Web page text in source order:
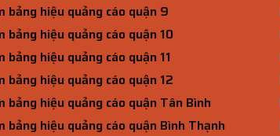
bảng hiệu quảng cáo quận 9
bảng hiệu quảng cáo quận 10
bảng hiệu quảng cáo quận 11
bảng hiệu quảng cáo quận 12
bảng hiệu quảng cáo quận Tân Bình
bảng hiệu quảng cáo quận Bình Thạnh